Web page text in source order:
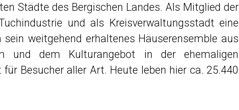
Städte des Bergischen Landes. Als Mitglied der
und als Kreisverwaltungsstadt eine
weitgehend erhaltenes Häuserensemble aus
und dem Kulturangebot in der ehemaligen
Besucher aller Art. Heute leben hier ca. 25.440